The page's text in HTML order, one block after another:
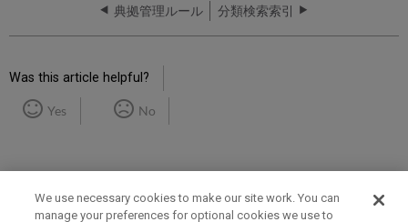
典拠管理ルール 分類検索索引
Was this article helpful?
Yes No
We use necessary cookies to make our site work. You can
manage your preferences for optional cookies we use to